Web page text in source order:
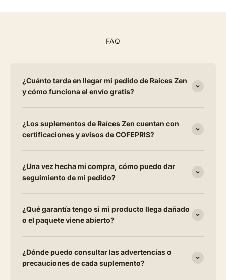
FAQ
¿Cuánto tarda en llegar mi pedido de Raíces Zen
y cómo funciona el envío gratis?
¿Los suplementos de Raíces Zen cuentan con
certificaciones y avisos de COFEPRIS?
¿Una vez hecha mi compra, cómo puedo dar
seguimiento de mi pedido?
¿Qué garantía tengo si mi producto llega dañado
o el paquete viene abierto?
¿Dónde puedo consultar las advertencias o
precauciones de cada suplemento?